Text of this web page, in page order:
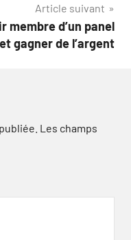
Article suivant
membre d’un panel
gagner de l’argent
Les champs